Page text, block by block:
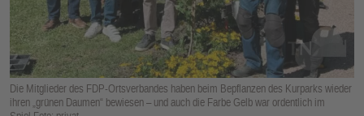
Die Mitglieder des FDP-Ortsverbandes haben beim Bepflanzen des Kurparks wieder
ihren „grünen Daumen“ bewiesen – und auch die Farbe Gelb war ordentlich im
E
N